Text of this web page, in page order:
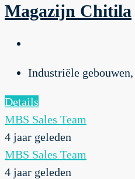
Magazijn Chitila
Industriële
Details
MBS Sales Team
4 jaar geleden
MBS Sales Team
4 jaar geleden